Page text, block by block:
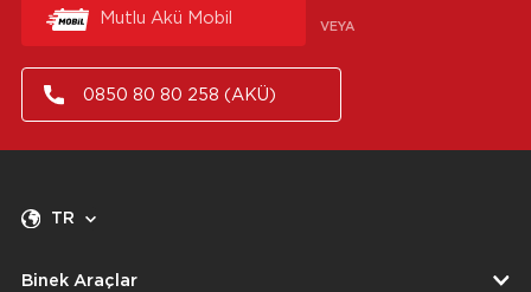
Mutlu Akü Mobil VEYA
0850 80 80 258 (AKÜ)
TR
Binek Araçlar